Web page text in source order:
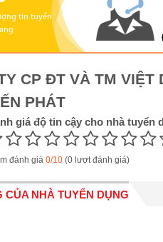
tin tuyển
CP ĐT VÀ TM VIỆT
PHÁT
giá độ tin cậy cho nhà tuyển
đánh giá 0/10 (0 lượt đánh giá)
CỦA NHÀ TUYỂN DỤNG